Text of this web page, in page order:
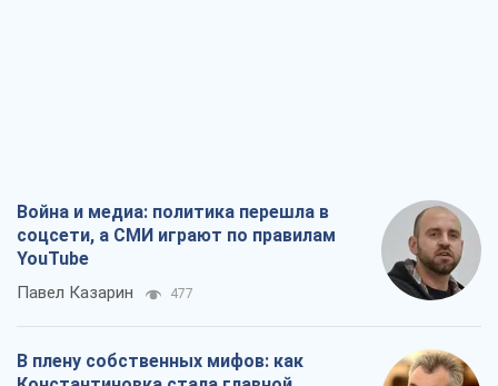
Война и медиа: политика перешла в
соцсети, а СМИ играют по правилам
YouTube
Павел Казарин 477
В плену собственных мифов: как